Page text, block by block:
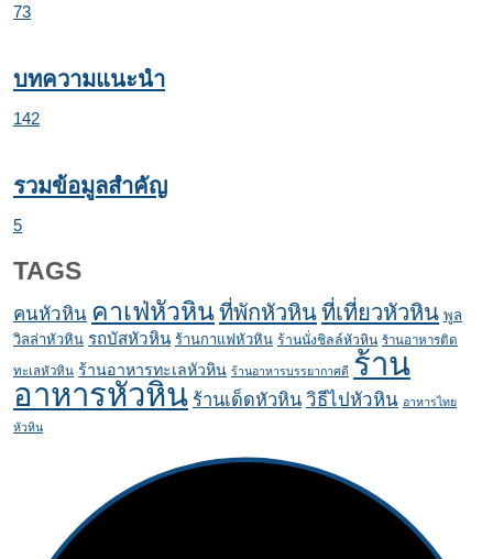
73
บทความแนะนำ
142
รวมข้อมูลสำคัญ
5
TAGS
คนหัวหิน คาเฟ่หัวหินที่พักหัวหินที่เที่ยวหัวหิน พูล
วิลล่าหัวหิน รถบัสหัวหิน ร้านกาแฟหัวหิน ร้านนั่งชิลล์หัวหิน ร้านอาหารติด
ทะเลหัวหิน ร้านอาหารทะเลหัวหิน ร้านอาหารบรรยากาศดี ร้าน
อาหารหัวหิน ร้านเด็ดหัวหิน วิธีไปหัวหิน อาหารไทย
หัวหิน